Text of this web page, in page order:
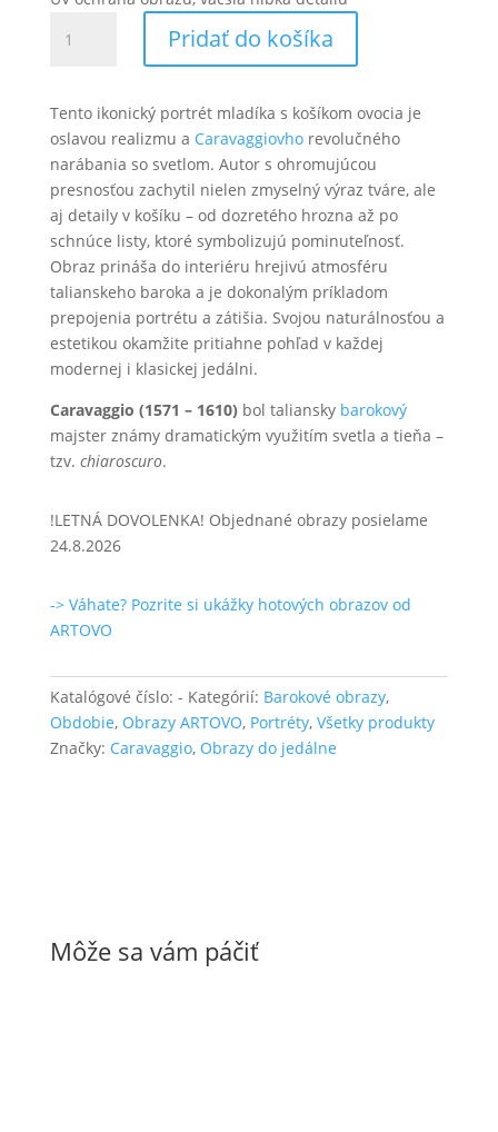
Caravaggio
s
košíkom
ovocia
Pridať do košíka
Tento ikonický portrét mladíka s košíkom ovocia je
oslavou realizmu a Caravaggiovhorevolučného
narábania so svetlom. Autor s ohromujúcou
presnosťou zachytil nielen zmyselný výraz tváre, ale
aj detaily v košíku – od dozretého hrozna až po
schnúce listy, ktoré symbolizujú pominuteľnosť.
Obraz prináša do interiéru hrejivú atmosféru
talianskeho baroka a je dokonalým príkladom
prepojenia portrétu a zátišia. Svojou naturálnosťou a
estetikou okamžite pritiahne pohľad v každej
modernej i klasickej jedálni.
Caravaggio (1571 – 1610) bol taliansky barokový
majster známy dramatickým využitím svetla a tieňa –
tzv. chiaroscuro.
!LETNÁ DOVOLENKA! Objednané obrazy posielame
24.8.2026
-> Váhate? Pozrite si ukážky hotových obrazov od
ARTOVO
Katalógové číslo: - Kategórií: Barokové obrazy,
Obdobie, Obrazy ARTOVO, Portréty, Všetky produkty
Značky: Caravaggio, Obrazy do jedálne
Môže sa vám páčiť